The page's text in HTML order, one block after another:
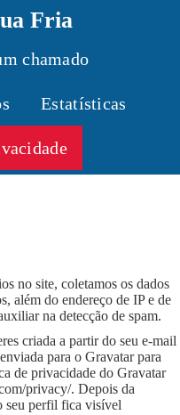
Fria
chamado
Estatísticas
no site, coletamos os dados
além do endereço de IP e de
na detecção de spam.
criada a partir do seu e-mail
para o Gravatar para
de privacidade do Gravatar
privacy/. Depois da
seu perfil fica visível